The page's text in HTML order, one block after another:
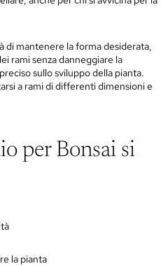
di mantenere la forma desiderata,
rami senza danneggiare la
sullo sviluppo della pianta.
a rami di differenti dimensioni e
per Bonsai si
la pianta